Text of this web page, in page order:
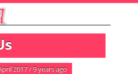
2017/9 years ago